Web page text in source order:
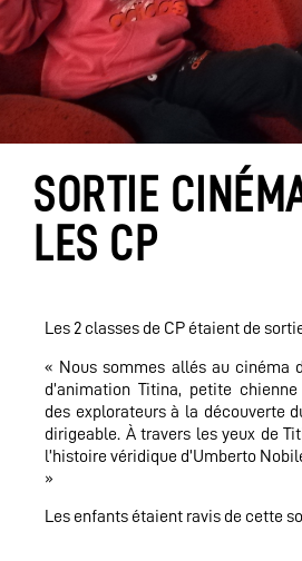
SORTIE
LES CP
Les 2 classes de CP étaient de
« Nous sommes allés au cinéma
d’animation Titina, petite
des explorateurs à la découverte
dirigeable. À travers les yeux de
l’histoire véridique d’Umberto
»
Les enfants étaient ravis de cette